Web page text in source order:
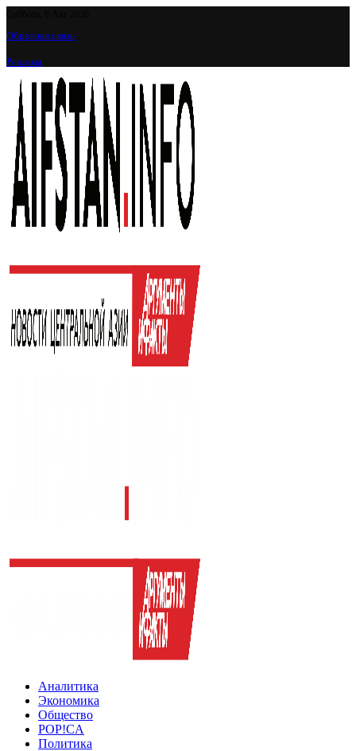
Обратная связь
Реклама
Аналитика
Экономика
Общество
POP!CA
Политика